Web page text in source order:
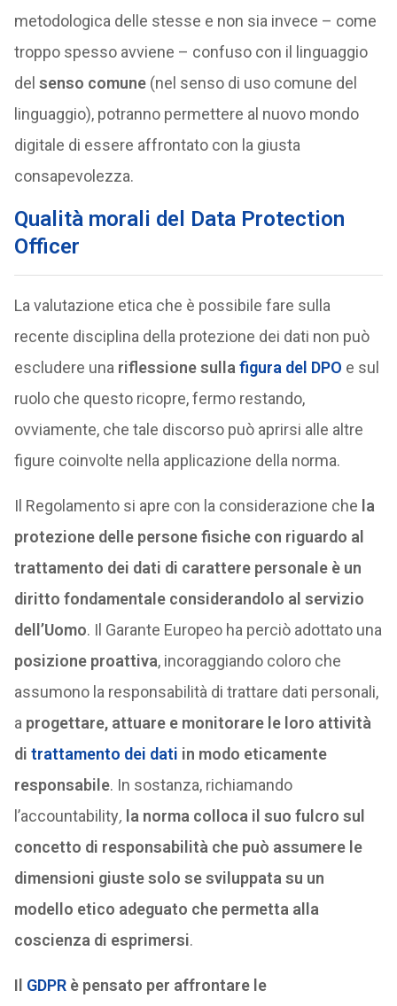
metodologica delle stesse e non sia invece – come
troppo spesso avviene – confuso con il linguaggio
del senso comune (nel senso di uso comune del
linguaggio), potranno permettere al nuovo mondo
digitale di essere affrontato con la giusta
consapevolezza.
Qualità morali del Data Protection
Officer
La valutazione etica che è possibile fare sulla
recente disciplina della protezione dei dati non può
escludere una riflessione sulla figura del DPO e sul
ruolo che questo ricopre, fermo restando,
ovviamente, che tale discorso può aprirsi alle altre
figure coinvolte nella applicazione della norma.
Il Regolamento si apre con la considerazione che la
protezione delle persone fisiche con riguardo al
trattamento dei dati di carattere personale è un
diritto fondamentale considerandolo al servizio
dell’Uomo. Il Garante Europeo ha perciò adottato una
posizione proattiva, incoraggiando coloro che
assumono la responsabilità di trattare dati personali,
a progettare, attuare e monitorare le loro attività
di trattamento dei dati in modo eticamente
responsabile. In sostanza, richiamando
l’accountability, la norma colloca il suo fulcro sul
concetto di responsabilità che può assumere le
dimensioni giuste solo se sviluppata su un
modello etico adeguato che permetta alla
coscienza di esprimersi.
Il GDPRè pensato per affrontare le